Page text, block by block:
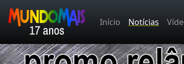
Início Notícias